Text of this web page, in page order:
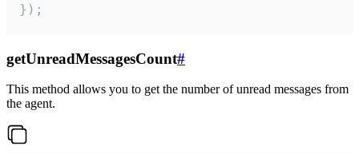
});
getUnreadMessagesCount#
This method allows you to get the number of unread messages from
the agent.